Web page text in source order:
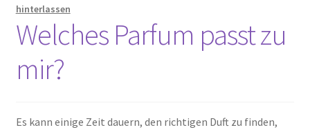
hinterlassen
Welches Parfum passt zu
mir?
Es kann einige Zeit dauern, den richtigen Duft zu finden,